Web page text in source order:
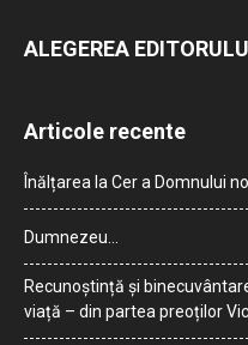
ALEGEREA
Articole recente
Înălțarea la Cer a Domnului
Dumnezeu…
Recunoștință și
viață – din partea preoților